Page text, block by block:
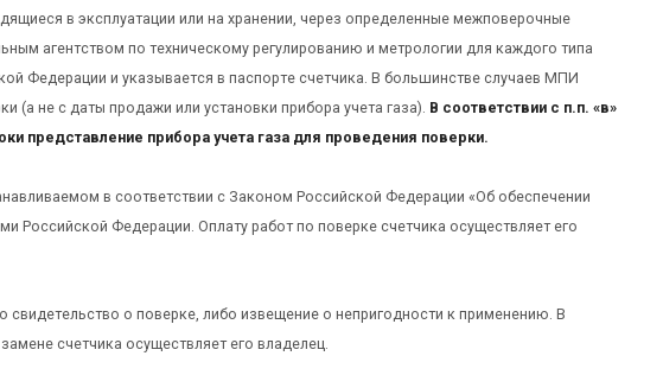
в эксплуатации или на хранении, через определенные межповерочные
агентством по техническому регулированию и метрологии для каждого типа
Федерации и указывается в паспорте счетчика. В большинстве случаев МПИ
(а не с даты продажи или установки прибора учета газа). В соответствии с п.п. «в»
представление прибора учета газа для проведения поверки.
в соответствии с Законом Российской Федерации «Об обеспечении
Федерации. Оплату работ по поверке счетчика осуществляет его
свидетельство о поверке, либо извещение о непригодности к применению. В
счетчика осуществляет его владелец.